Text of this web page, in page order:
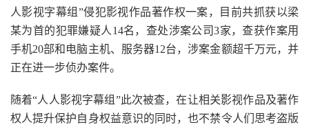
人影视字幕组”侵犯影视作品著作权一案，目前共抓获以梁
某为首的犯罪嫌疑人14名，查处涉案公司3家，查获作案用
手机20部和电脑主机、服务器12台，涉案金额超千万元，并
正在进一步侦办案件。
随着“人人影视字幕组”此次被查，在让相关影视作品及著作
权人提升保护自身权益意识的同时，也不禁令人们思考盗版